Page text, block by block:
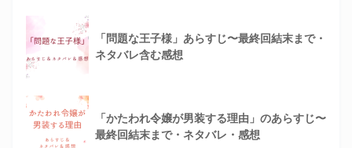
「問題な王子様」あらすじ〜最終回結末まで・
ネタバレ含む感想
「かたわれ令嬢が男装する理由」のあらすじ〜
最終回結末まで・ネタバレ・感想